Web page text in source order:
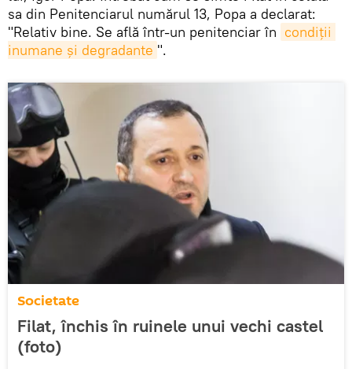
sa din Penitenciarul numărul 13, Popa a declarat:
"Relativ bine. Se află într-un penitenciar în condiții
inumane și degradante ".
Societate
Filat, închis în ruinele unui vechi castel
(foto)